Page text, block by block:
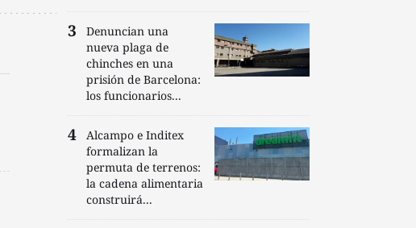
Denuncian una
nueva plaga de
chinches en una
prisión de Barcelona:
los funcionarios...
Alcampo e Inditex
formalizan la
permuta de terrenos:
la cadena alimentaria
construirá...